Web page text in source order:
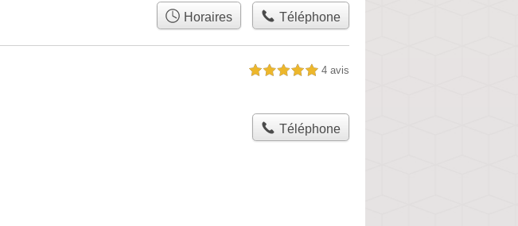
Horaires Téléphone
5,0 étoiles sur 5 4 avis
Téléphone